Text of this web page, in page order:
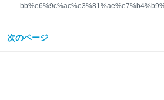
活に適用し、 計画、実行、得られた結果と知
次のページ